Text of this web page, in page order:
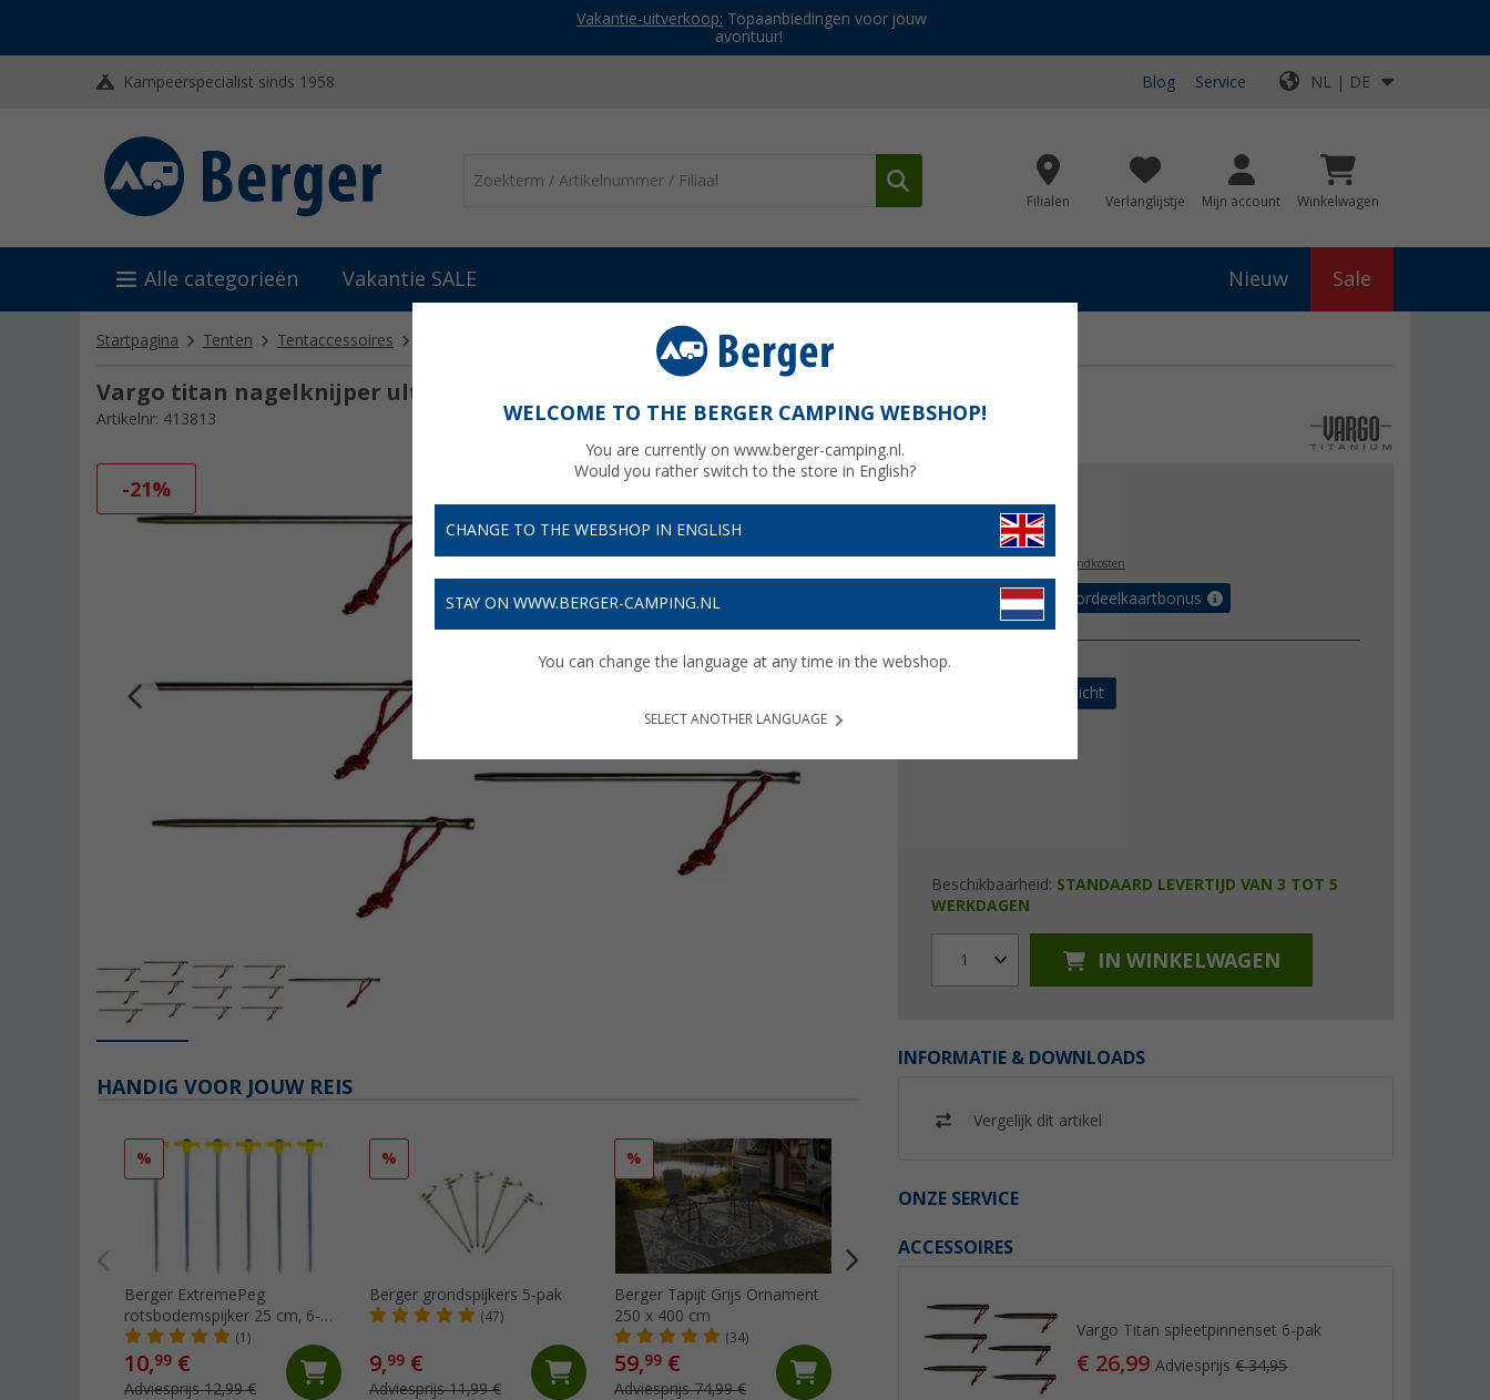
Vakantie-uitverkoop: Topaanbiedingen voor jouw
avontuur!
Kampeerspecialist sinds 1958 Blog Service NL | DE
Filialen Verlanglijstje Mijn account Winkelwagen
Alle categorieën Vakantie SALE Nieuw Sale
Startpagina Tenten Tentaccessoires Vargo Titan nagelknijper 6-pak
Vargo titan nagelknijper ultralichte set - 6-pak
Artikelnr: 413813
-21%
€ 24,99
plus verzendkosten
Verzeker tot 5% voordeelkaartbonus
uitvoering
Ultralicht
Beschikbaarheid: STANDAARD LEVERTIJD VAN 3 TOT 5
WERKDAGEN
1 IN WINKELWAGEN
INFORMATIE & DOWNLOADS
Vergelijk dit artikel
ONZE SERVICE
ACCESSOIRES
Vargo Titan spleetpinnenset 6-pak
€ 26,99Adviesprijs€ 34,95
HANDIG VOOR JOUW REIS
%
Berger ExtremePeg
rotsbodemspijker 25 cm, 6-
pak
(1)
10,99 €
Adviesprijs 12,99 €
%
Berger grondspijkers 5-pak
(47)
9,99 €
Adviesprijs 11,99 €
%
Berger Tapijt Grijs Ornament
250 x 400 cm
(34)
59,99 €
Adviesprijs 74,99 €
250x400 cm
(24)
€
Adviesprijs 74,99 €
6,
Adviesprijs 8,99 €
WELCOME TO THE BERGER CAMPING WEBSHOP!
You are currently on www.berger-camping.nl.
Would you rather switch to the store in English?
CHANGE TO THE WEBSHOP IN ENGLISH
STAY ON WWW.BERGER-CAMPING.NL
You can change the language at any time in the webshop.
SELECT ANOTHER LANGUAGE